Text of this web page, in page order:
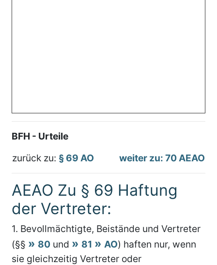
BFH - Urteile
zurück zu: § 69 AO weiter zu: 70 AEAO
AEAO Zu § 69 Haftung
der Vertreter:
1. Bevollmächtigte, Beistände und Vertreter
(§§
80 und 81 AO) haften nur, wenn
sie gleichzeitig Vertreter oder